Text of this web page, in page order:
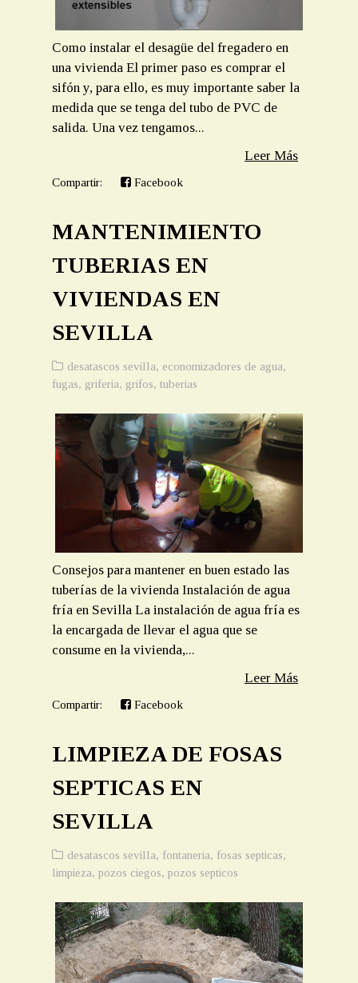
Como instalar el desagüe del fregadero en
una vivienda El primer paso es comprar el
sifón y, para ello, es muy importante saber la
medida que se tenga del tubo de PVC de
salida. Una vez tengamos...
Leer Más
Compartir: Facebook
MANTENIMIENTO
TUBERIAS EN
VIVIENDAS EN
SEVILLA
desatascos sevilla, economizadores de agua,
fugas, griferia, grifos, tuberias
Consejos para mantener en buen estado las
tuberías de la vivienda Instalación de agua
fría en Sevilla La instalación de agua fría es
la encargada de llevar el agua que se
consume en la vivienda,...
Leer Más
Compartir: Facebook
LIMPIEZA DE FOSAS
SEPTICAS EN
SEVILLA
desatascos sevilla, fontaneria, fosas septicas,
limpieza, pozos ciegos, pozos septicos